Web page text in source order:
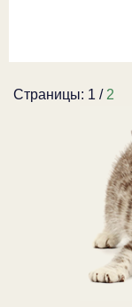
Страницы: 1 / 2